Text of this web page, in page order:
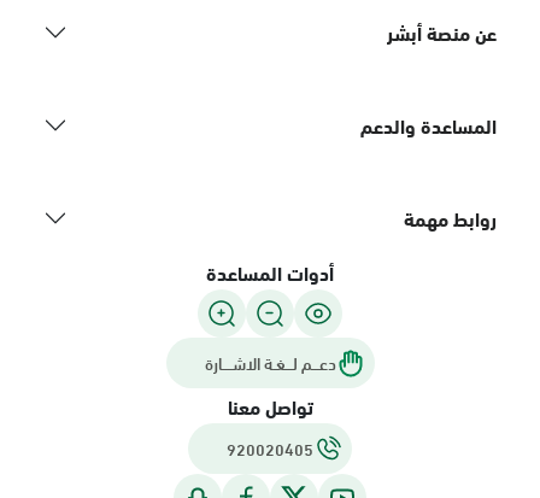
عن منصة أبشر
المساعدة والدعم
روابط مهمة
أدوات المساعدة
دعـــم لـــغـة الاشــــارة
تواصل معنا
920020405